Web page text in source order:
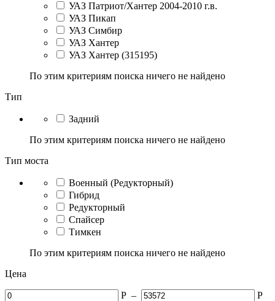
УАЗ Патриот/Хантер 2004-2010 г.в.
УАЗ Пикап
УАЗ Симбир
УАЗ Хантер
УАЗ Хантер (315195)
По этим критериям поиска ничего не найдено
Тип
Задний
По этим критериям поиска ничего не найдено
Тип моста
Военный (Редукторный)
Гибрид
Редукторный
Спайсер
Тимкен
По этим критериям поиска ничего не найдено
Цена
Р – Р